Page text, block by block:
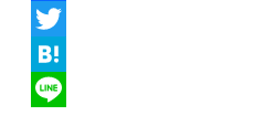
Facebook
Twitter
Hatena